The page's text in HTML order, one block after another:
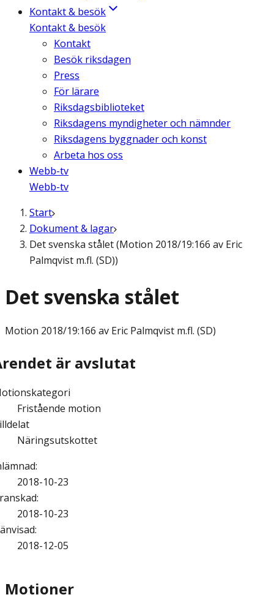
Kontakt & besök
Kontakt & besök
Kontakt
Besök riksdagen
Press
För lärare
Riksdagsbiblioteket
Riksdagens myndigheter och nämnder
Riksdagens byggnader och konst
Arbeta hos oss
Webb-tv
Webb-tv
Start
Dokument & lagar
Det svenska stålet (Motion 2018/19:166 av Eric
Palmqvist m.fl. (SD))
Det svenska stålet
Motion 2018/19:166 av Eric Palmqvist m.fl. (SD)
är avslutat
Fristående motion
Näringsutskottet
:
2018-10-23
:
2018-10-23
:
2018-12-05
Motioner